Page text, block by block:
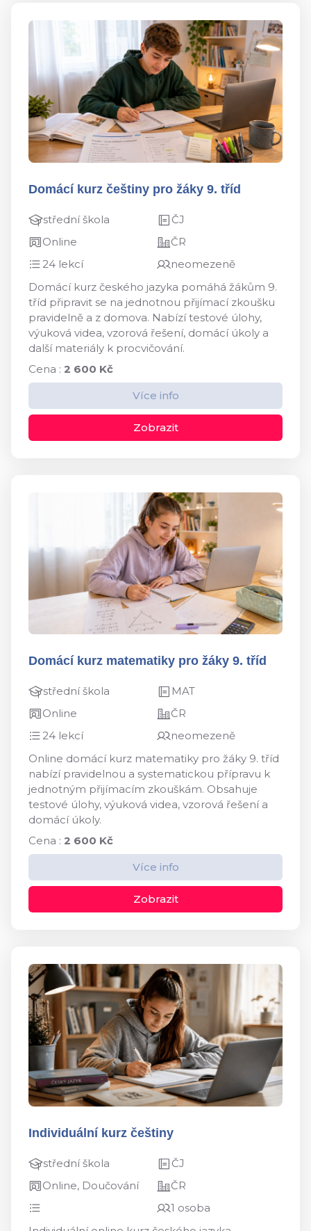
Domácí kurz češtiny pro žáky 9. tříd
střední škola
ČJ
Online
ČR
24 lekcí
neomezeně
Domácí kurz českého jazyka pomáhá žákům 9.
tříd připravit se na jednotnou přijímací zkoušku
pravidelně a z domova. Nabízí testové úlohy,
výuková videa, vzorová řešení, domácí úkoly a
další materiály k procvičování.
Cena : 2 600 Kč
Více info
Zobrazit
Domácí kurz matematiky pro žáky 9. tříd
střední škola
MAT
Online
ČR
24 lekcí
neomezeně
Online domácí kurz matematiky pro žáky 9. tříd
nabízí pravidelnou a systematickou přípravu k
jednotným přijímacím zkouškám. Obsahuje
testové úlohy, výuková videa, vzorová řešení a
domácí úkoly.
Cena : 2 600 Kč
Více info
Zobrazit
Individuální kurz češtiny
střední škola
ČJ
Online, Doučování
ČR
1 osoba